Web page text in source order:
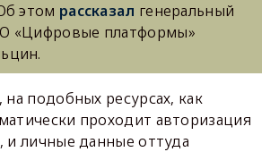
этом рассказал генеральный
«Цифровые платформы»
на подобных ресурсах, как
проходит авторизация
и личные данные оттуда